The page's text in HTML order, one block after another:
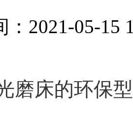
：2021-05-15
磨床的环保